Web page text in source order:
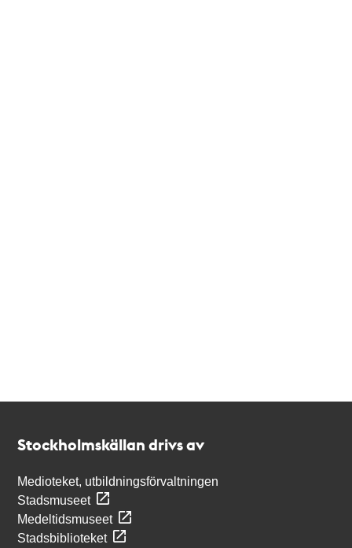
Stockholmskällan drivs av
Medioteket, utbildningsförvaltningen
Stadsmuseet
Medeltidsmuseet
Stadsbiblioteket